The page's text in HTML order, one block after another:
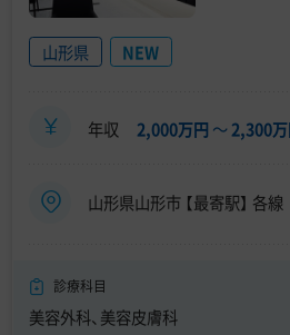
山形県 NEW
年収 2,000万円 〜2,300万
山形県山形市 【最寄駅】 各
診療科目
美容外科、美容皮膚科